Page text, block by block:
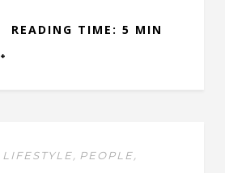
READING TIME: 5 MIN
LIFESTYLE, PEOPLE,